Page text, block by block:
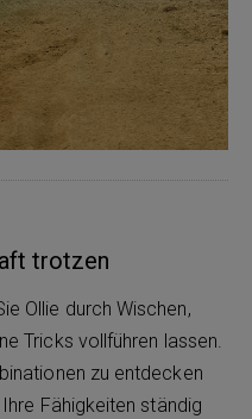
trotzen
Ollie durch Wischen,
Tricks vollführen lassen.
zu entdecken
Fähigkeiten ständig